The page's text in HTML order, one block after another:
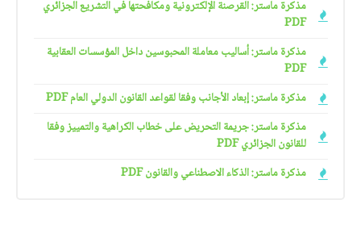
مذكرة ماستر: القرصنة الإلكترونية ومكافحتها في التشريع الجزائري
PDF
مذكرة ماستر: أساليب معاملة المحبوسين داخل المؤسسات العقابية
PDF
مذكرة ماستر: إبعاد الأجانب وفقا لقواعد القانون الدولي العام PDF
مذكرة ماستر: جريمة التحريض على خطاب الكراهية والتمييز وفقا
للقانون الجزائري PDF
مذكرة ماستر: الذكاء الاصطناعي والقانون PDF